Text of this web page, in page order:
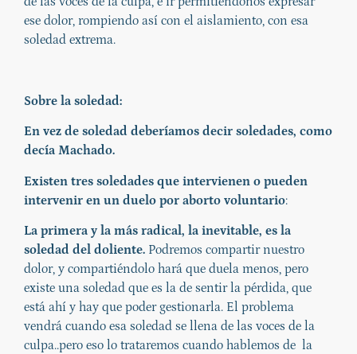
ese dolor, rompiendo así con el aislamiento, con esa
soledad extrema.
Sobre la soledad:
En vez de soledad deberíamos decir soledades, como
decía Machado.
Existen tres soledades que intervienen o pueden
intervenir en un duelo por aborto voluntario:
La primera y la más radical, la inevitable, es la
soledad del doliente. Podremos compartir nuestro
dolor, y compartiéndolo hará que duela menos, pero
existe una soledad que es la de sentir la pérdida, que
está ahí y hay que poder gestionarla. El problema
vendrá cuando esa soledad se llena de las voces de la
culpa..pero eso lo trataremos cuando hablemos de la